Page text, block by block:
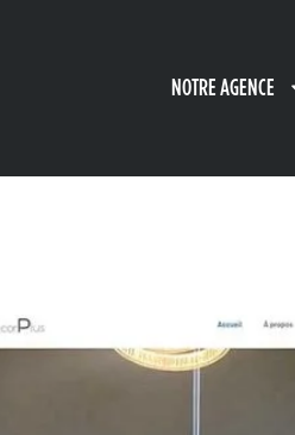
NOTRE AGENCE